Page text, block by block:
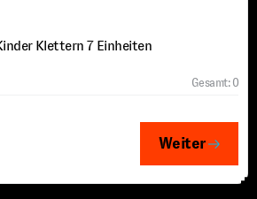
Klettern 7 Einheiten
Gesamt: 0
Weiter